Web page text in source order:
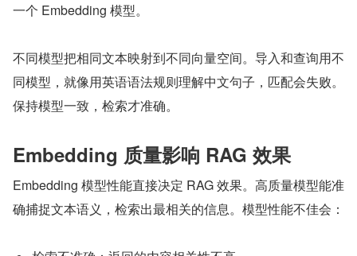
一个 Embedding 模型。
不同模型把相同文本映射到不同向量空间。导入和查询用不
同模型，就像用英语语法规则理解中文句子，匹配会失败。
保持模型一致，检索才准确。
Embedding 质量影响 RAG 效果
Embedding 模型性能直接决定 RAG 效果。高质量模型能准
确捕捉文本语义，检索出最相关的信息。模型性能不佳会：